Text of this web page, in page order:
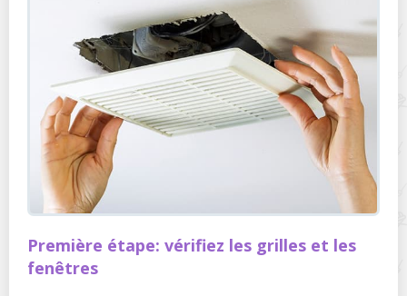
Première étape: vérifiez les grilles et les
fenêtres